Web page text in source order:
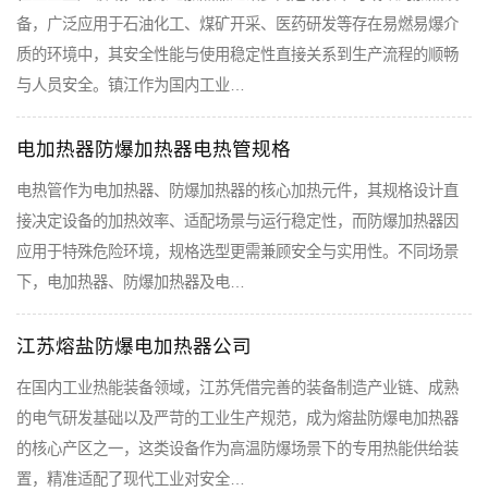
备，广泛应用于石油化工、煤矿开采、医药研发等存在易燃易爆介
质的环境中，其安全性能与使用稳定性直接关系到生产流程的顺畅
与人员安全。镇江作为国内工业…
电加热器防爆加热器电热管规格
电热管作为电加热器、防爆加热器的核心加热元件，其规格设计直
接决定设备的加热效率、适配场景与运行稳定性，而防爆加热器因
应用于特殊危险环境，规格选型更需兼顾安全与实用性。不同场景
下，电加热器、防爆加热器及电…
江苏熔盐防爆电加热器公司
在国内工业热能装备领域，江苏凭借完善的装备制造产业链、成熟
的电气研发基础以及严苛的工业生产规范，成为熔盐防爆电加热器
的核心产区之一，这类设备作为高温防爆场景下的专用热能供给装
置，精准适配了现代工业对安全…